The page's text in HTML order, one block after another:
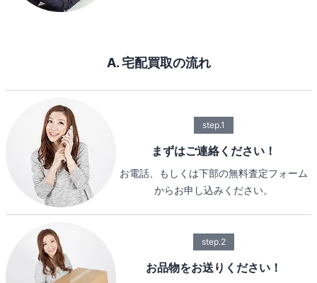
A. 宅配買取の流れ
step.1
まずはご連絡ください！
お電話、もしくは下部の無料査定フォーム
からお申し込みください。
step.2
お品物をお送りください！